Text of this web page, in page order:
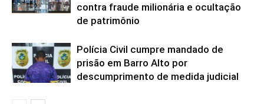
contra fraude milionária e ocultação
de patrimônio
Polícia Civil cumpre mandado de
prisão em Barro Alto por
descumprimento de medida judicial